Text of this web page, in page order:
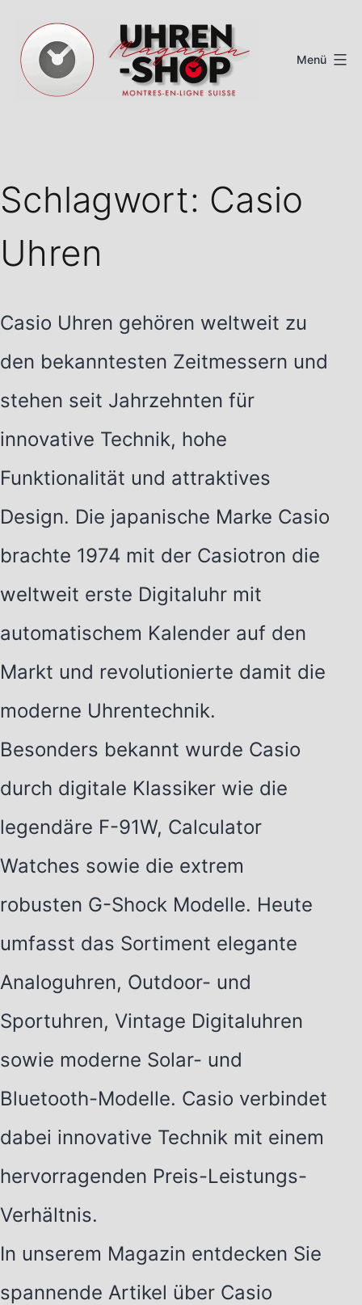
Inhalt
springen
Menü
Schlagwort: Casio
Uhren
Casio Uhren gehören weltweit zu
den bekanntesten Zeitmessern und
stehen seit Jahrzehnten für
innovative Technik, hohe
Funktionalität und attraktives
Design. Die japanische Marke Casio
brachte 1974 mit der Casiotron die
weltweit erste Digitaluhr mit
automatischem Kalender auf den
Markt und revolutionierte damit die
moderne Uhrentechnik.
Besonders bekannt wurde Casio
durch digitale Klassiker wie die
legendäre F-91W, Calculator
Watches sowie die extrem
robusten G-Shock Modelle. Heute
umfasst das Sortiment elegante
Analoguhren, Outdoor- und
Sportuhren, Vintage Digitaluhren
sowie moderne Solar- und
Bluetooth-Modelle. Casio verbindet
dabei innovative Technik mit einem
hervorragenden Preis-Leistungs-
Verhältnis.
In unserem Magazin entdecken Sie
spannende Artikel über Casio